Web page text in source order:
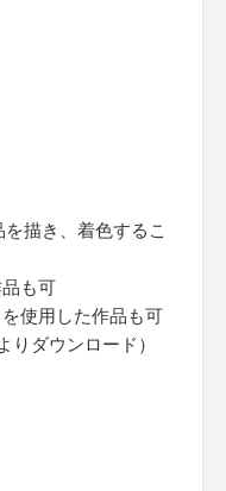
描き、着色するこ
も可
使用した作品も可
りダウンロード）